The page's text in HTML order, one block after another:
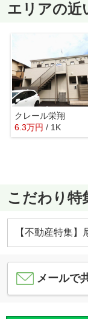
エリアの近
クレール栄翔
6.3万円 / 1K
こだわり特
【不動産特集
メールで